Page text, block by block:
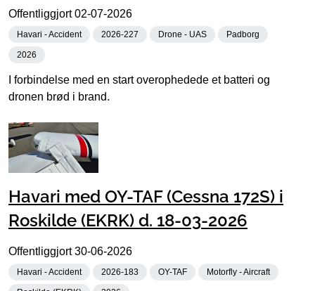
Offentliggjort02-07-2026
Havari - Accident 2026-227 Drone - UAS Padborg
2026
I forbindelse med en start overophedede et batteri og
dronen brød i brand.
Havari med OY-TAF (Cessna 172S) i
Roskilde (EKRK) d. 18-03-2026
Offentliggjort30-06-2026
Havari - Accident 2026-183 OY-TAF Motorfly - Aircraft